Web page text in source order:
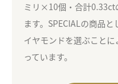
ミリ×10個・合計0.33ct
ます。SPECIALの商品
イヤモンドを選ぶこと
っています。